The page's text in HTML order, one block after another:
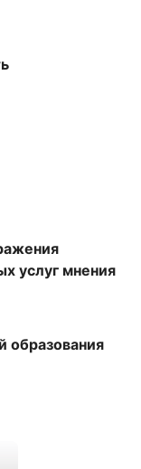
услуг мнения
образования